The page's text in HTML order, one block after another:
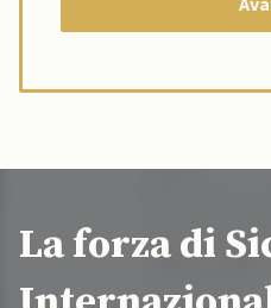
La forza di